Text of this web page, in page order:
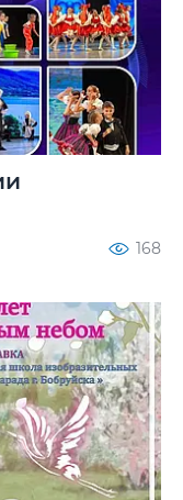
168